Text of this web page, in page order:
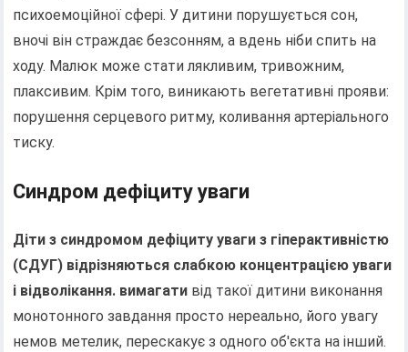
психоемоційної сфері. У дитини порушується сон,
вночі він страждає безсонням, а вдень ніби спить на
ходу. Малюк може стати лякливим, тривожним,
плаксивим. Крім того, виникають вегетативні прояви:
порушення серцевого ритму, коливання артеріального
тиску.
Синдром дефіциту уваги
Діти з синдромом дефіциту уваги з гіперактивністю
(СДУГ) відрізняються слабкою концентрацією уваги
і відволікання. вимагати від такої дитини виконання
монотонного завдання просто нереально, його увагу
немов метелик, перескакує з одного об'єкта на інший.